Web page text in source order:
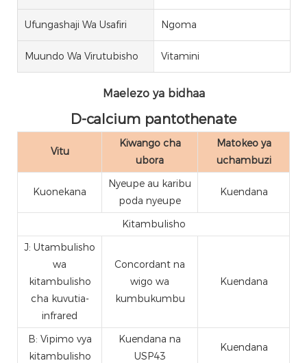
Ufungashaji Wa Usafiri Ngoma
Muundo Wa Virutubisho Vitamini
Maelezo ya bidhaa
D-calcium pantothenate
Vitu
Kiwango cha
ubora
Matokeo ya
uchambuzi
Kuonekana
Nyeupe au karibu
poda nyeupe
Kuendana
Kitambulisho
J: Utambulisho
wa
kitambulisho
cha kuvutia-
infrared
Concordant na
wigo wa
kumbukumbu
Kuendana
B: Vipimo vya
kitambulisho
Kuendana na
USP43
Kuendana